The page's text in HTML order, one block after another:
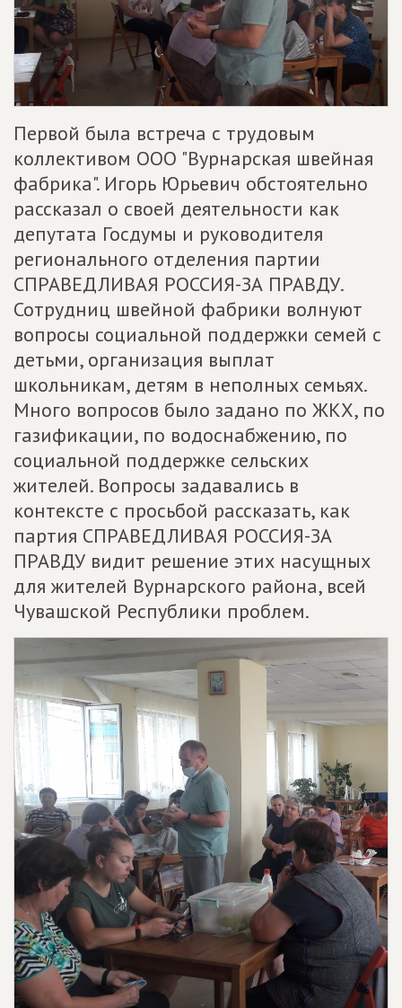
Первой была встреча с трудовым
коллективом ООО "Вурнарская швейная
фабрика". Игорь Юрьевич обстоятельно
рассказал о своей деятельности как
депутата Госдумы и руководителя
регионального отделения партии
СПРАВЕДЛИВАЯ РОССИЯ-ЗА ПРАВДУ.
Сотрудниц швейной фабрики волнуют
вопросы социальной поддержки семей с
детьми, организация выплат
школьникам, детям в неполных семьях.
Много вопросов было задано по ЖКХ, по
газификации, по водоснабжению, по
социальной поддержке сельских
жителей. Вопросы задавались в
контексте с просьбой рассказать, как
партия СПРАВЕДЛИВАЯ РОССИЯ-ЗА
ПРАВДУ видит решение этих насущных
для жителей Вурнарского района, всей
Чувашской Республики проблем.